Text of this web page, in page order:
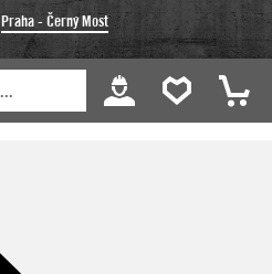
Praha - Černý Most